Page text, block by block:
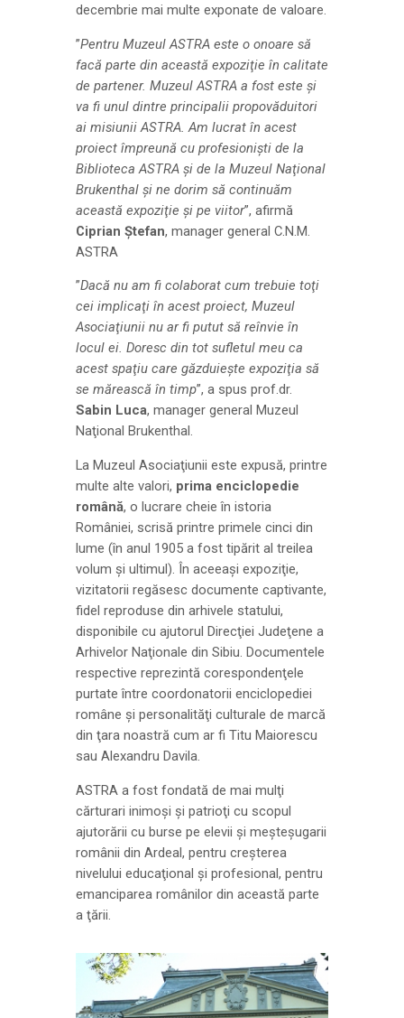
decembrie mai multe exponate de valoare.
”Pentru Muzeul ASTRA este o onoare să
facă parte din această expoziţie în calitate
de partener. Muzeul ASTRA a fost este şi
va fi unul dintre principalii propovăduitori
ai misiunii ASTRA. Am lucrat în acest
proiect împreună cu profesionişti de la
Biblioteca ASTRA şi de la Muzeul Naţional
Brukenthal şi ne dorim să continuăm
această expoziţie şi pe viitor”, afirmă
Ciprian Ştefan, manager general C.N.M.
ASTRA
”Dacă nu am fi colaborat cum trebuie toţi
cei implicaţi în acest proiect, Muzeul
Asociaţiunii nu ar fi putut să reînvie în
locul ei. Doresc din tot sufletul meu ca
acest spaţiu care găzduieşte expoziţia să
se mărească în timp”, a spus prof.dr.
Sabin Luca, manager general Muzeul
Naţional Brukenthal.
La Muzeul Asociaţiunii este expusă, printre
multe alte valori, prima enciclopedie
română, o lucrare cheie în istoria
României, scrisă printre primele cinci din
lume (în anul 1905 a fost tipărit al treilea
volum şi ultimul). În aceeaşi expoziţie,
vizitatorii regăsesc documente captivante,
fidel reproduse din arhivele statului,
disponibile cu ajutorul Direcţiei Judeţene a
Arhivelor Naţionale din Sibiu. Documentele
respective reprezintă corespondenţele
purtate între coordonatorii enciclopediei
române şi personalităţi culturale de marcă
din ţara noastră cum ar fi Titu Maiorescu
sau Alexandru Davila.
ASTRA a fost fondată de mai mulţi
cărturari inimoşi şi patrioţi cu scopul
ajutorării cu burse pe elevii şi meşteşugarii
românii din Ardeal, pentru creşterea
nivelului educaţional şi profesional, pentru
emanciparea românilor din această parte
a ţării.